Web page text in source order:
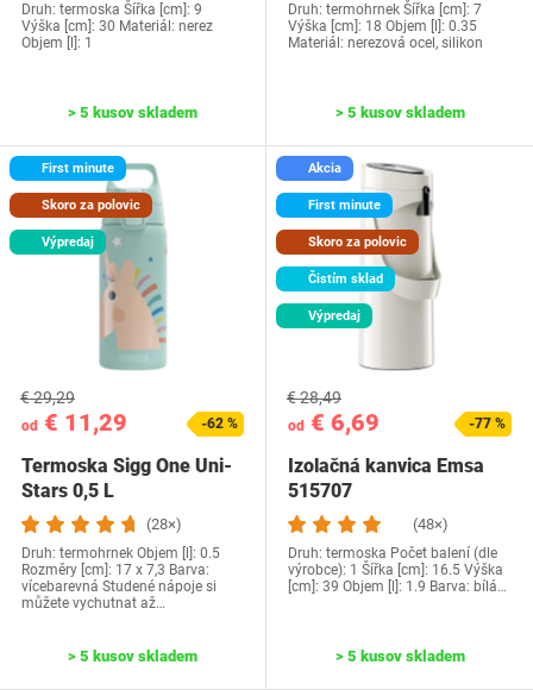
Druh: termoska Šířka [cm]: 9
Výška [cm]: 30 Materiál: nerez
Objem [l]: 1
> 5 kusov skladem
Druh: termohrnek Šířka [cm]: 7
Výška [cm]: 18 Objem [l]: 0.35
Materiál: nerezová ocel, silikon
> 5 kusov skladem
First minute
Skoro za polovic
Výpredaj
od € 11,29
€ 29,29
-62 %
Termoska Sigg One Uni-
Stars 0,5 L
(28×)
Druh: termohrnek Objem [l]: 0.5
Rozměry [cm]: 17 x 7,3 Barva:
vícebarevná Studené nápoje si
můžete vychutnat až…
> 5 kusov skladem
Akcia
First minute
Skoro za polovic
Čistím sklad
Výpredaj
od € 6,69
€ 28,49
-77 %
Izolačná kanvica Emsa
515707
(48×)
Druh: termoska Počet balení (dle
výrobce): 1 Šířka [cm]: 16.5 Výška
[cm]: 39 Objem [l]: 1.9 Barva: bílá…
> 5 kusov skladem